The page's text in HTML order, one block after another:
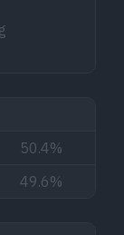
50.4%
49.6%